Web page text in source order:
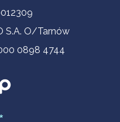
S.A. O/Tarnów
0898 4744